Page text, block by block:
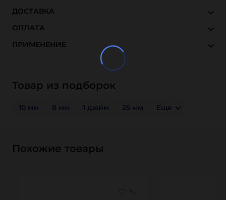
ДОСТАВКА
ОПЛАТА
ПРИМЕНЕНИЕ
Товар из подборок
10 мм 8 мм 1 дюйм 25 мм Еще
Похожие товары